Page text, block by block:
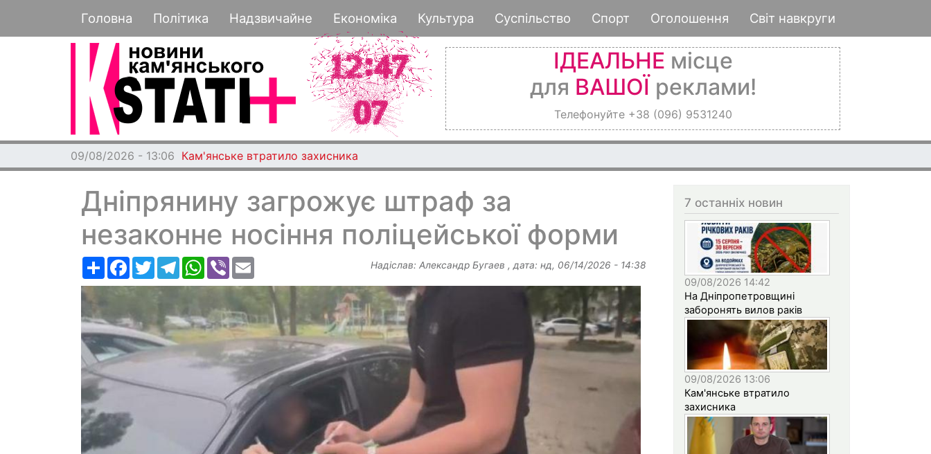
до
основного
Основная навигация
Головна Політика Надзвичайне Економіка Культура Суспільство Спорт Оголошення Світ навкруги
ІДЕАЛЬНЕ місце
для ВАШОЇ реклами!
Телефонуйте +38 (096) 9531240
09/08/2026 - 13:06 Кам'янське втратило захисника
Дніпрянину загрожує штраф за
незаконне носіння поліцейської форми
РесурсFacebook
TwitterTelegramWhatsApp
Viber Надіслав: Александр Бугаев , дата: нд, 06/14/2026 - 14:38
7 останніх новин
09/08/2026 14:42
На Дніпропетровщині
заборонять вилов раків
09/08/2026 13:06
Кам'янське втратило
захисника